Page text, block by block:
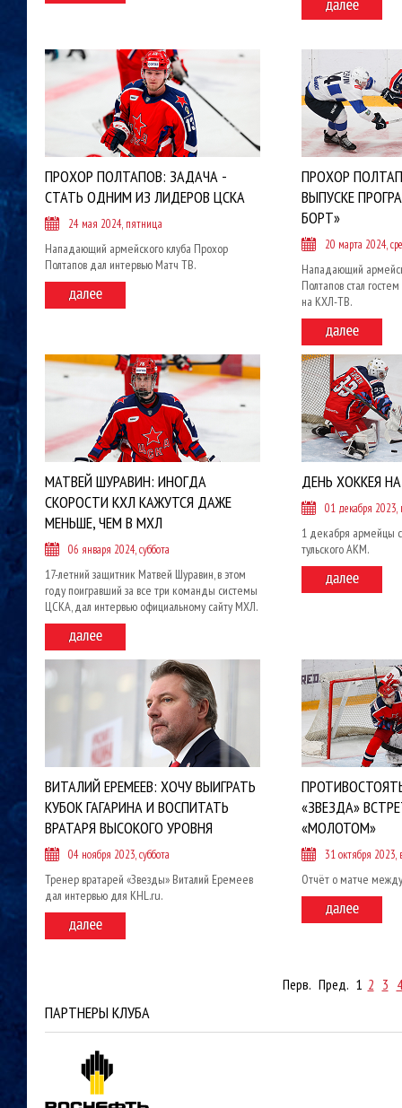
ПРОХОР ПОЛТАПОВ: ЗАДАЧА -
СТАТЬ ОДНИМ ИЗ ЛИДЕРОВ ЦСКА
24 мая 2024, пятница
Нападающий армейского клуба Прохор
Полтапов дал интервью Матч ТВ.
ПРОХОР
ВЫПУСКЕ
БОРТ»
20 марта 2024,
Нападающий
Полтапов стал
на КХЛ-ТВ.
МАТВЕЙ ШУРАВИН: ИНОГДА
СКОРОСТИ КХЛ КАЖУТСЯ ДАЖЕ
МЕНЬШЕ, ЧЕМ В МХЛ
06 января 2024, суббота
17-летний защитник Матвей Шуравин, в этом
году поигравший за все три команды системы
ЦСКА, дал интервью официальному сайту МХЛ.
ДЕНЬ ХОККЕЯ
01 декабря 2023,
1 декабря армейцы
тульского АКМ.
ВИТАЛИЙ ЕРЕМЕЕВ: ХОЧУ ВЫИГРАТЬ
КУБОК ГАГАРИНА И ВОСПИТАТЬ
ВРАТАРЯ ВЫСОКОГО УРОВНЯ
04 ноября 2023, суббота
Тренер вратарей «Звезды» Виталий Еремеев
дал интервью для KHL.ru.
«ЗВЕЗДА»
«МОЛОТОМ»
31 октября 2023,
Отчёт о матче
Перв. Пред. 1 2 3 4
ПАРТНЕРЫ КЛУБА